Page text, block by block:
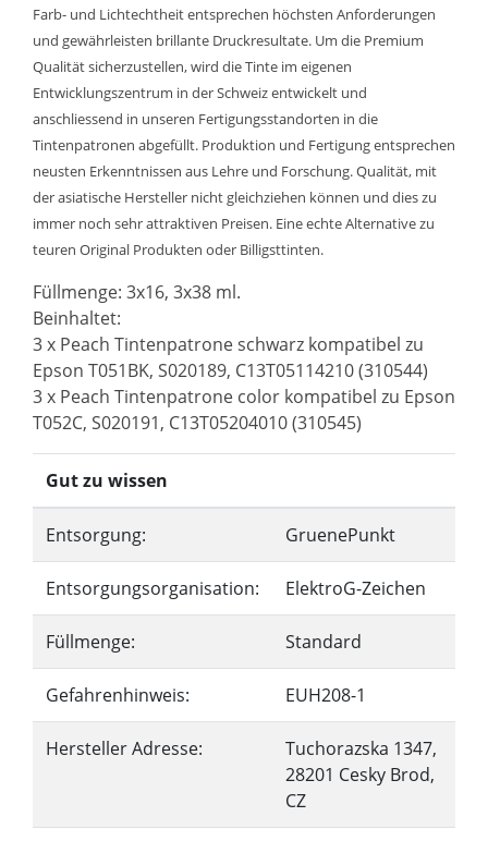
Farb- und Lichtechtheit entsprechen höchsten Anforderungen
und gewährleisten brillante Druckresultate. Um die Premium
Qualität sicherzustellen, wird die Tinte im eigenen
Entwicklungszentrum in der Schweiz entwickelt und
anschliessend in unseren Fertigungsstandorten in die
Tintenpatronen abgefüllt. Produktion und Fertigung entsprechen
neusten Erkenntnissen aus Lehre und Forschung. Qualität, mit
der asiatische Hersteller nicht gleichziehen können und dies zu
immer noch sehr attraktiven Preisen. Eine echte Alternative zu
teuren Original Produkten oder Billigsttinten.
Füllmenge: 3x16, 3x38 ml.
Beinhaltet:
3 x Peach Tintenpatrone schwarz kompatibel zu
Epson T051BK, S020189, C13T05114210 (310544)
3 x Peach Tintenpatrone color kompatibel zu Epson
T052C, S020191, C13T05204010 (310545)
Gut zu wissen
Entsorgung: GruenePunkt
Entsorgungsorganisation: ElektroG-Zeichen
Füllmenge: Standard
Gefahrenhinweis: EUH208-1
Hersteller Adresse:
Tuchorazska 1347,
28201 Cesky Brod,
CZ